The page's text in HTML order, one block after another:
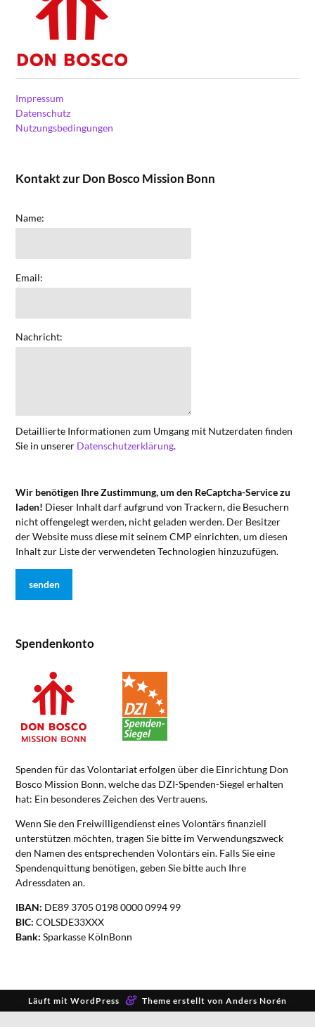
Impressum
Datenschutz
Nutzungsbedingungen
Kontakt zur Don Bosco Mission Bonn
Name:
Email:
Nachricht:
Detaillierte Informationen zum Umgang mit Nutzerdaten finden
Sie in unserer Datenschutzerklärung.
Wir benötigen Ihre Zustimmung, um den ReCaptcha-Service zu
laden! Dieser Inhalt darf aufgrund von Trackern, die Besuchern
nicht offengelegt werden, nicht geladen werden. Der Besitzer
der Website muss diese mit seinem CMP einrichten, um diesen
Inhalt zur Liste der verwendeten Technologien hinzuzufügen.
Spendenkonto
Spenden für das Volontariat erfolgen über die Einrichtung Don
Bosco Mission Bonn, welche das DZI-Spenden-Siegel erhalten
hat: Ein besonderes Zeichen des Vertrauens.
Wenn Sie den Freiwilligendienst eines Volontärs finanziell
unterstützen möchten, tragen Sie bitte im Verwendungszweck
den Namen des entsprechenden Volontärs ein. Falls Sie eine
Spendenquittung benötigen, geben Sie bitte auch Ihre
Adressdaten an.
IBAN: DE89 3705 0198 0000 0994 99
BIC: COLSDE33XXX
Bank: Sparkasse KölnBonn
Läuft mit WordPress & Theme erstellt von Anders Norén